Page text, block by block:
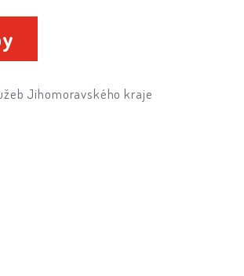
Jihomoravského kraje